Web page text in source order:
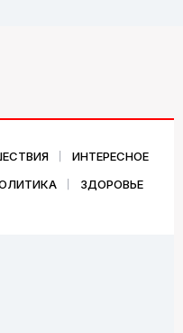
ИНТЕРЕСНОЕ
ЗДОРОВЬЕ